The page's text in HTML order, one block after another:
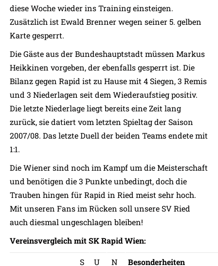
diese Woche wieder ins Training einsteigen.
Zusätzlich ist Ewald Brenner wegen seiner 5. gelben
Karte gesperrt.
Die Gäste aus der Bundeshauptstadt müssen Markus
Heikkinen vorgeben, der ebenfalls gesperrt ist. Die
Bilanz gegen Rapid ist zu Hause mit 4 Siegen, 3 Remis
und 3 Niederlagen seit dem Wiederaufstieg positiv.
Die letzte Niederlage liegt bereits eine Zeit lang
zurück, sie datiert vom letzten Spieltag der Saison
2007/08. Das letzte Duell der beiden Teams endete mit
1:1.
Die Wiener sind noch im Kampf um die Meisterschaft
und benötigen die 3 Punkte unbedingt, doch die
Trauben hingen für Rapid in Ried meist sehr hoch.
Mit unseren Fans im Rücken soll unsere SV Ried
auch diesmal ungeschlagen bleiben!
Vereinsvergleich mit SK Rapid Wien:
S U N
Besonderheiten